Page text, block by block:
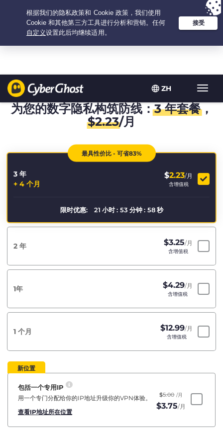
ZH
Your choice:The Best Dealfor 3.3333333333333-years at $2.23
/month
为您的数字隐私构筑防线：3 年套餐，
$2.23/月
最具性价比 - 可省83%
3 年
+ 4 个月
$2.23/月
含增值税
限时优惠: 21 小时 : 53 分钟 : 58 秒
2 年 $3.25/月
含增值税
1年 $4.29/月
含增值税
1 个月 $12.99/月
含增值税
新位置
包括一个专用IP
用一个专门分配给你的IP地址升级你的VPN体验。
查看IP地址所在位置
$5.00 /月
$3.75/月